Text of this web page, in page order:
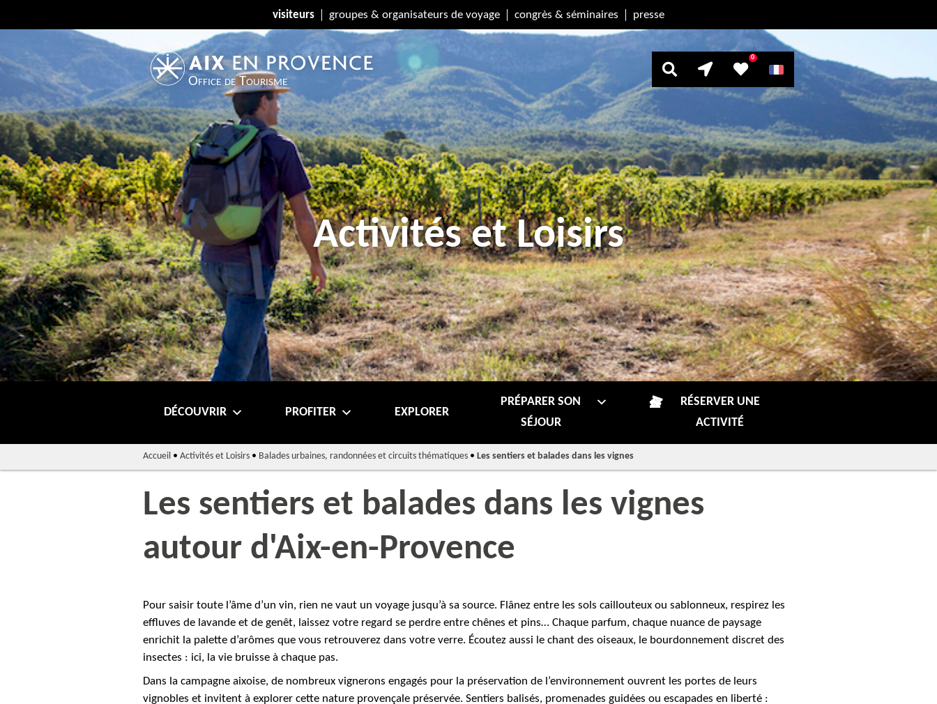
visiteurs groupes & organisateurs de voyage congrès & séminaires presse
Activités et Loisirs
Office de Tourisme
0
DÉCOUVRIR PROFITER EXPLORER
PRÉPARER SON
SÉJOUR
RÉSERVER UNE
ACTIVITÉ
Accueil • Activités et Loisirs• Balades urbaines, randonnées et circuits thématiques• Les sentiers et balades dans les vignes
Les sentiers et balades dans les vignes
autour d'Aix-en-Provence
Pour saisir toute l’âme d’un vin, rien ne vaut un voyage jusqu’à sa source. Flânez entre les sols caillouteux ou sablonneux, respirez les
effluves de lavande et de genêt, laissez votre regard se perdre entre chênes et pins… Chaque parfum, chaque nuance de paysage
enrichit la palette d’arômes que vous retrouverez dans votre verre. Écoutez aussi le chant des oiseaux, le bourdonnement discret des
insectes : ici, la vie bruisse à chaque pas.
Dans la campagne aixoise, de nombreux vignerons engagés pour la préservation de l’environnement ouvrent les portes de leurs
vignobles et invitent à explorer cette nature provençale préservée. Sentiers balisés, promenades guidées ou escapades en liberté :